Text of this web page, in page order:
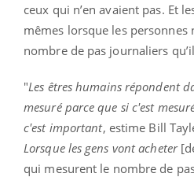
ceux qui n’en avaient pas. Et
mêmes lorsque les
nombre de pas journaliers
"Les êtres humains répondent
mesuré parce que si c'est
c'est important, estime Bill
Lorsque les gens vont acheter
qui mesurent le nombre de